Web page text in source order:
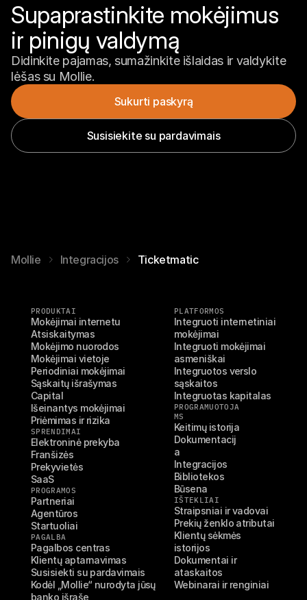
Supaprastinkite mokėjimus
ir pinigų valdymą
Didinkite pajamas, sumažinkite išlaidas ir valdykite
lėšas su Mollie.
Sukurti paskyrą
Susisiekite su pardavimais
Mollie Integracijos Ticketmatic
PRODUKTAI
Mokėjimai internetu
Atsiskaitymas
Mokėjimo nuorodos
Mokėjimai vietoje
Periodiniai mokėjimai
Sąskaitų išrašymas
Capital
Išeinantys mokėjimai
Priėmimas ir rizika
SPRENDIMAI
Elektroninė prekyba
Franšizės
Prekyvietės
SaaS
PROGRAMOS
Partneriai
Agentūros
Startuoliai
PAGALBA
Pagalbos centras
Klientų aptarnavimas
Susisiekti su pardavimais
Kodėl „Mollie“ nurodyta jūsų
banko išraše
PLATFORMOS
Integruoti internetiniai
mokėjimai
Integruoti mokėjimai
asmeniškai
Integruotos verslo
sąskaitos
Integruotas kapitalas
PROGRAMUOTOJA
MS
Keitimų istorija
Dokumentacij
a
Integracijos
Bibliotekos
Būsena
IŠTEKLIAI
Straipsniai ir vadovai
Prekių ženklo atributai
Klientų sėkmės
istorijos
Dokumentai ir
ataskaitos
Webinarai ir renginiai